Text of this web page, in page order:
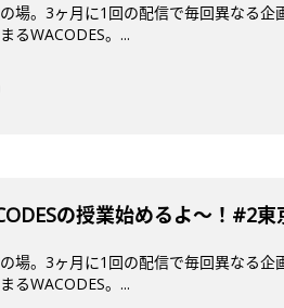
場。3ヶ月に1回の配信で毎回異なる
るWACODES。...
の授業始めるよ〜！#2
場。3ヶ月に1回の配信で毎回異なる
るWACODES。...